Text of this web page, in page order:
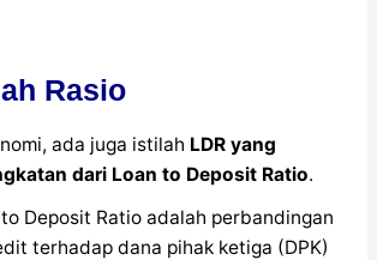
Rasio
ada juga istilah LDR yang
dari Loan to Deposit Ratio.
Deposit Ratio adalah perbandingan
terhadap dana pihak ketiga (DPK)